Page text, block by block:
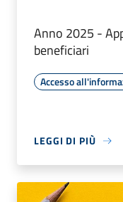
Anno 2025 -
beneficiari
Accesso
LEGGI DI PIÙ